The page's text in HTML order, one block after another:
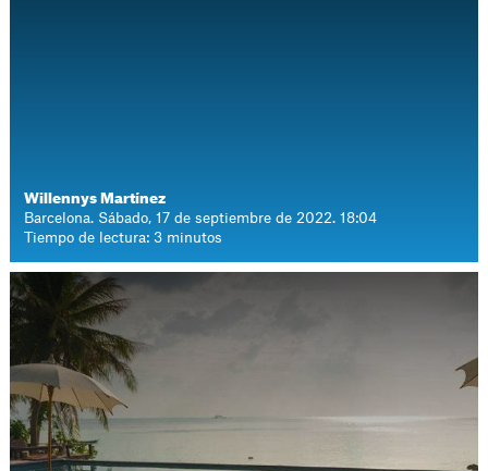
Willennys Martínez
Barcelona. Sábado, 17 de septiembre de 2022. 18:04
Tiempo de lectura: 3 minutos